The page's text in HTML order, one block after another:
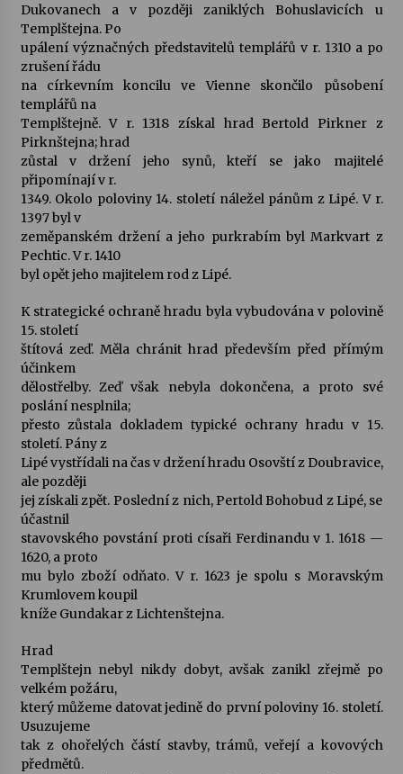
Dukovanech a v později zaniklých Bohuslavicích u
Templštejna. Po
upálení význačných představitelů templářů v r. 1310 a po
zrušení řádu
na církevním koncilu ve Vienne skončilo působení
templářů na
Templštejně. V r. 1318 získal hrad Bertold Pirkner z
Pirknštejna; hrad
zůstal v držení jeho synů, kteří se jako majitelé
připomínají v r.
1349. Okolo poloviny 14. století náležel pánům z Lipé. V r.
1397 byl v
zeměpanském držení a jeho purkrabím byl Markvart z
Pechtic. V r. 1410
byl opět jeho majitelem rod z Lipé.
K strategické ochraně hradu byla vybudována v polovině
15. století
štítová zeď. Měla chránit hrad především před přímým
účinkem
dělostřelby. Zeď však nebyla dokončena, a proto své
poslání nesplnila;
přesto zůstala dokladem typické ochrany hradu v 15.
století. Pány z
Lipé vystřídali na čas v držení hradu Osovští z Doubravice,
ale později
jej získali zpět. Poslední z nich, Pertold Bohobud z Lipé, se
účastnil
stavovského povstání proti císaři Ferdinandu v 1. 1618 —
1620, a proto
mu bylo zboží odňato. V r. 1623 je spolu s Moravským
Krumlovem koupil
kníže Gundakar z Lichtenštejna.
Hrad
Templštejn nebyl nikdy dobyt, avšak zanikl zřejmě po
velkém požáru,
který můžeme datovat jedině do první poloviny 16. století.
Usuzujeme
tak z ohořelých částí stavby, trámů, veřejí a kovových
předmětů.